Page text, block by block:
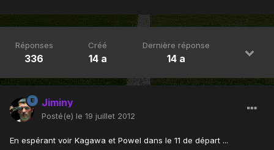
Réponses
336
Créé
14 a
Dernière réponse
14 a
Jiminy
Posté(e) le 19 juillet 2012
En espérant voir Kagawa et Powel dans le 11 de départ ...